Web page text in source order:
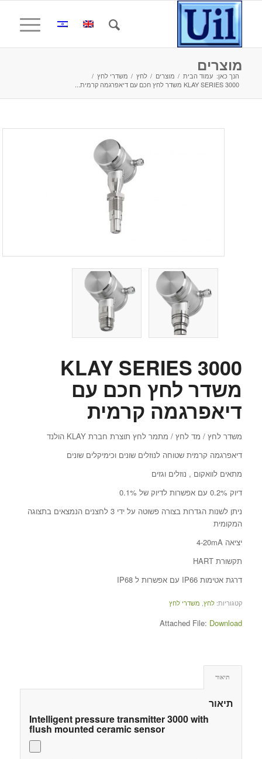
מוצרים
הנך כאן: עמוד הבית / מוצרים / לחץ / משדרי לחץ /
KLAY SERIES 3000 משדר לחץ חכם עם דיאפרגמה קרמית...
KLAY SERIES 3000
משדר לחץ חכם עם
דיאפרגמה קרמית
משדר לחץ / מד לחץ / מתמר לחץ תוצרת חברת KLAY הולנד
דיאפרגמה קרמית שטוחה לנוזלים שונים וכימיקלים שונים
מתאים לוואקום , נוזלים וגזים
דיוק 0.2% עם אפשרות לדיוק של 0.1%
ניתן לשנות הגדרות בצורה פשוטה על ידי 3 לחצנים הנמצאים בתצוגה
המקומית
יציאה 4-20mA
תקשורת HART
דרגת אטימות IP66 עם אפשרות ל IP68
קטגוריות: לחץ, משדרי לחץ
Attached File: Download
תיאור
תיאור
Intelligent pressure transmitter 3000 with
flush mounted ceramic sensor